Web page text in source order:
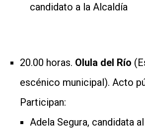
candidato a la Alcaldía
20.00 horas. Olula del Río
escénico municipal). Acto
Participan:
Adela Segura, candidata